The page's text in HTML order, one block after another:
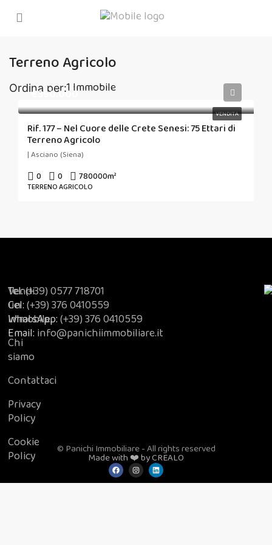
Terreno Agricolo
1 Immobile
Ordina per:
VENDITA
€390.000
Rif. 177 – Nel Cuore delle Crete Senesi: 75 Ettari di
Terreno Agricolo
| Asciano (Siena)
0 0 780000m²
TERRENO AGRICOLO
Vendi
un
immobile
Chi
siamo
Contattaci
Privacy
Policy
Cookie
Policy
Tel:(+39) 0577 718701
Cel:(+39) 376 0410559
WhatsApp:(+39) 376 0410559
Email: info@panichiimmobiliare.it
© Panichi Immobiliare - All rights reserved
Made with ❤️ by CREALO